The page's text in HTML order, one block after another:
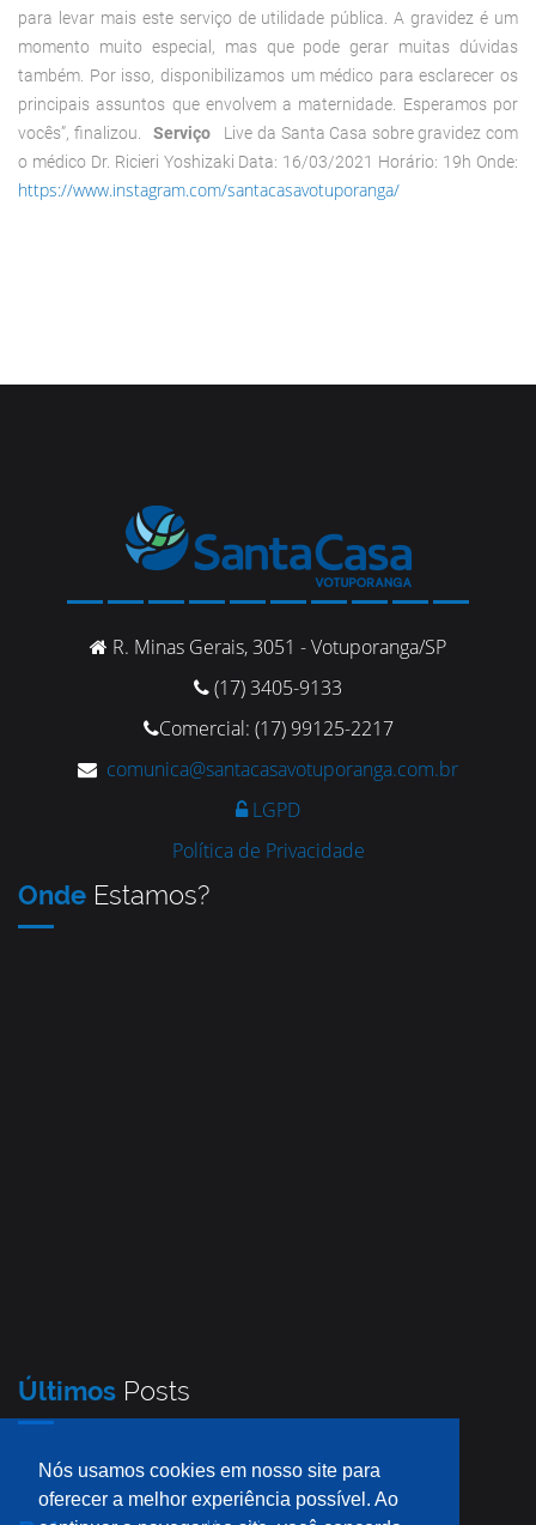
Nós usamos cookies em nosso site para
oferecer a melhor experiência possível. Ao
para levar mais este serviço de utilidade pública. A gravidez é um
momento muito especial, mas que pode gerar muitas dúvidas
também. Por isso, disponibilizamos um médico para esclarecer os
principais assuntos que envolvem a maternidade. Esperamos por
vocês”, finalizou.
Serviço Live da Santa Casa sobre gravidez com
o médico Dr. Ricieri Yoshizaki Data: 16/03/2021 Horário: 19h Onde:
https://www.instagram.com/santacasavotuporanga/
R. Minas Gerais, 3051 - Votuporanga/SP
(17) 3405-9133
Comercial: (17) 99125-2217
comunica@santacasavotuporanga.com.br
LGPD
Política de Privacidade
Onde Estamos?
Últimos Posts